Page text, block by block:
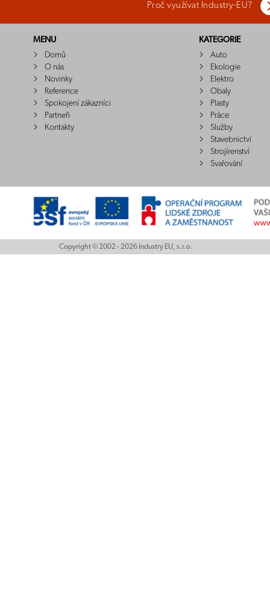
Proč využívat Industry-EU?
MENU
Domů
O nás
Novinky
Reference
Spokojení zákazníci
Partneři
Kontakty
KATEGORIE
Auto
Ekologie
Elektro
Obaly
Plasty
Práce
Služby
Stavebnictví
Strojírenství
Svařování
Copyright © 2002 - 2026 Industry EU, s.r.o.